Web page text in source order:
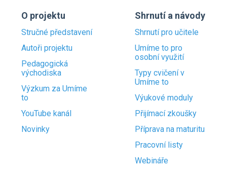
O projektu
Stručné představení
Autoři projektu
Pedagogická
východiska
Výzkum za Umíme
to
YouTube kanál
Novinky
Shrnutí a návody
Shrnutí pro učitele
Umíme to pro
osobní využití
Typy cvičení v
Umíme to
Výukové moduly
Přijímací zkoušky
Příprava na maturitu
Pracovní listy
Webináře